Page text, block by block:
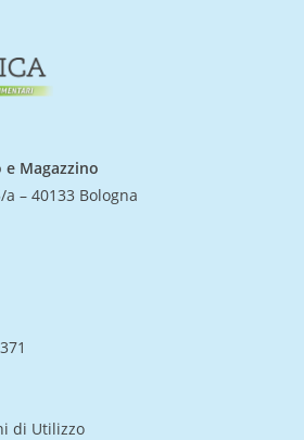
Magazzino
– 40133 Bologna
di Utilizzo